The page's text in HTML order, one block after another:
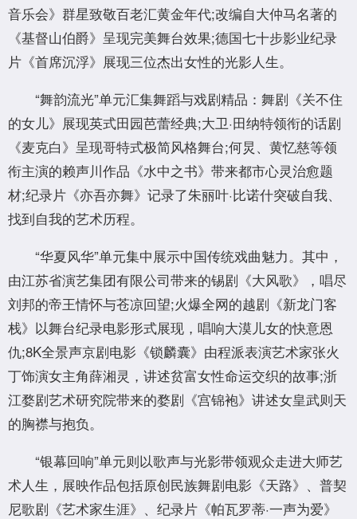
音乐会》群星致敬百老汇黄金年代;改编自大仲马名著的
《基督山伯爵》呈现完美舞台效果;德国七十步影业纪录
片《首席沉浮》展现三位杰出女性的光影人生。
“舞韵流光”单元汇集舞蹈与戏剧精品：舞剧《关不住
的女儿》展现英式田园芭蕾经典;大卫·田纳特领衔的话剧
《麦克白》呈现哥特式极简风格舞台;何炅、黄忆慈等领
衔主演的赖声川作品《水中之书》带来都市心灵治愈题
材;纪录片《亦吾亦舞》记录了朱丽叶·比诺什突破自我、
找到自我的艺术历程。
“华夏风华”单元集中展示中国传统戏曲魅力。其中，
由江苏省演艺集团有限公司带来的锡剧《大风歌》，唱尽
刘邦的帝王情怀与苍凉回望;火爆全网的越剧《新龙门客
栈》以舞台纪录电影形式展现，唱响大漠儿女的快意恩
仇;8K全景声京剧电影《锁麟囊》由程派表演艺术家张火
丁饰演女主角薛湘灵，讲述贫富女性命运交织的故事;浙
江婺剧艺术研究院带来的婺剧《宫锦袍》讲述女皇武则天
的胸襟与抱负。
“银幕回响”单元则以歌声与光影带领观众走进大师艺
术人生，展映作品包括原创民族舞剧电影《天路》、普契
尼歌剧《艺术家生涯》、纪录片《帕瓦罗蒂·一声为爱》